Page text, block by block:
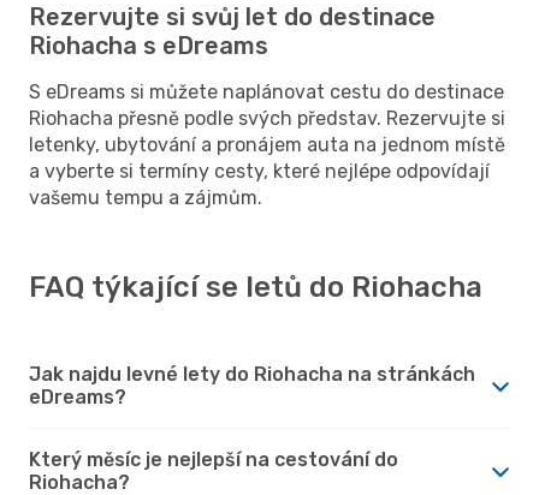
Rezervujte si svůj let do destinace
Riohacha s eDreams
S eDreams si můžete naplánovat cestu do destinace
Riohacha přesně podle svých představ. Rezervujte si
letenky, ubytování a pronájem auta na jednom místě
a vyberte si termíny cesty, které nejlépe odpovídají
vašemu tempu a zájmům.
FAQ týkající se letů do Riohacha
Jak najdu levné lety do Riohacha na stránkách
eDreams?
Který měsíc je nejlepší na cestování do
Riohacha?